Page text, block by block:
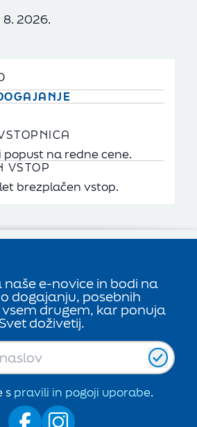
8. 2026.
popust na redne cene.
VSTOP
brezplačen vstop.
naše e-novice in bodi na
dogajanju, posebnih
drugem, kar ponuja
Svet doživetij.
s pravili in pogoji uporabe.